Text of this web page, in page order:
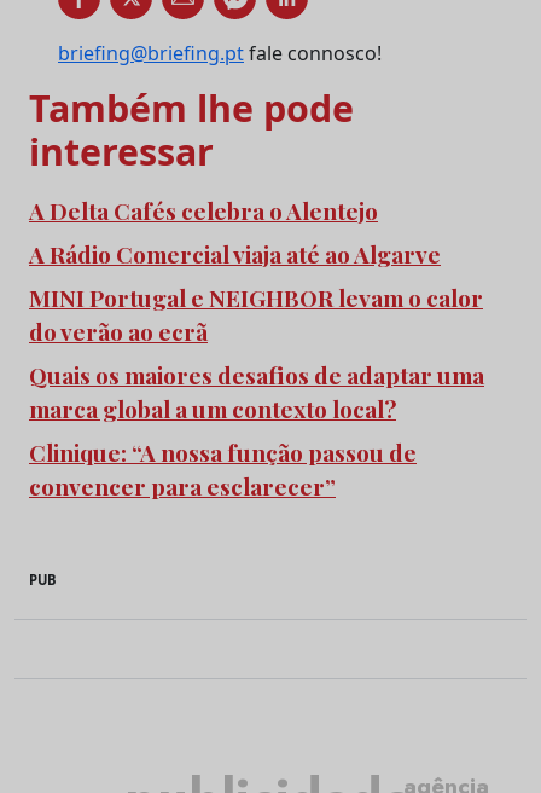
briefing@briefing.ptfale connosco!
Também lhe pode
interessar
A Delta Cafés celebra o Alentejo
A Rádio Comercial viaja até ao Algarve
MINI Portugal e NEIGHBOR levam o calor
do verão ao ecrã
Quais os maiores desafios de adaptar uma
marca global a um contexto local?
Clinique: “A nossa função passou de
convencer para esclarecer”
PUB
agência